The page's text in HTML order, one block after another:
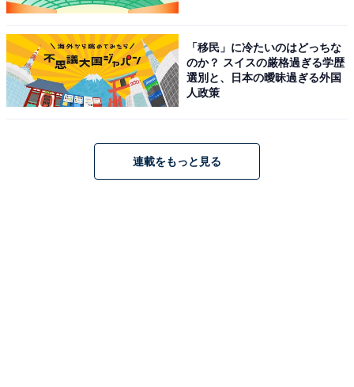
1
「移民」に冷たいのはどっちな
のか？ スイスの厳格過ぎる学歴
選別と、日本の曖昧過ぎる外国
人政策
連載をもっと見る